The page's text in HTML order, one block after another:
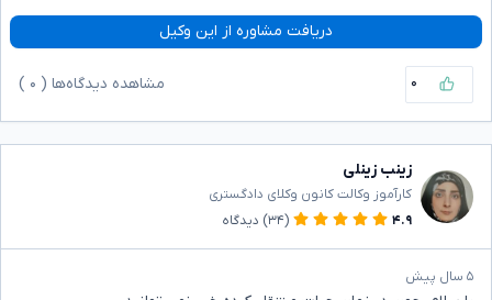
دریافت مشاوره از این وکیل
۰ مشاهده دیدگاه‌ها ( ۰
زینب زینلی
کارآموز وکالت کانون وکلای دادگستری
۴.۹
(۳۴) دیدگاه
۵ سال پیش